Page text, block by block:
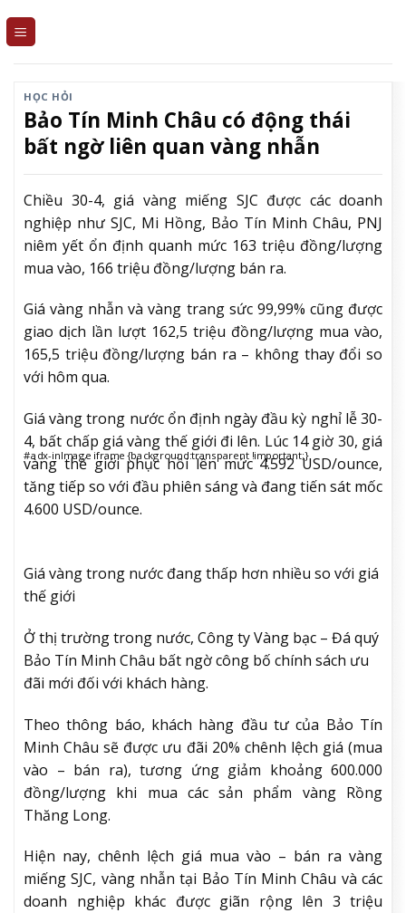
HỌC HỎI
Bảo Tín Minh Châu có động thái
bất ngờ liên quan vàng nhẫn
Chiều 30-4, giá vàng miếng SJC được các doanh
nghiệp như SJC, Mi Hồng, Bảo Tín Minh Châu, PNJ
niêm yết ổn định quanh mức 163 triệu đồng/lượng
mua vào, 166 triệu đồng/lượng bán ra.
Giá vàng nhẫn và vàng trang sức 99,99% cũng được
giao dịch lần lượt 162,5 triệu đồng/lượng mua vào,
165,5 triệu đồng/lượng bán ra – không thay đổi so
với hôm qua.
Giá vàng trong nước ổn định ngày đầu kỳ nghỉ lễ 30-
4, bất chấp giá vàng thế giới đi lên. Lúc 14 giờ 30, giá
vàng thế giới phục hồi lên mức 4.592 USD/ounce,
tăng tiếp so với đầu phiên sáng và đang tiến sát mốc
4.600 USD/ounce.
#adx-inImage iframe {background:transparent !important;}
Giá vàng trong nước đang thấp hơn nhiều so với giá
thế giới
Ở thị trường trong nước, Công ty Vàng bạc – Đá quý
Bảo Tín Minh Châu bất ngờ công bố chính sách ưu
đãi mới đối với khách hàng.
Theo thông báo, khách hàng đầu tư của Bảo Tín
Minh Châu sẽ được ưu đãi 20% chênh lệch giá (mua
vào – bán ra), tương ứng giảm khoảng 600.000
đồng/lượng khi mua các sản phẩm vàng Rồng
Thăng Long.
Hiện nay, chênh lệch giá mua vào – bán ra vàng
miếng SJC, vàng nhẫn tại Bảo Tín Minh Châu và các
doanh nghiệp khác được giãn rộng lên 3 triệu